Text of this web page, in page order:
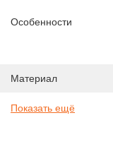
Особенности
Материал
Показать ещё